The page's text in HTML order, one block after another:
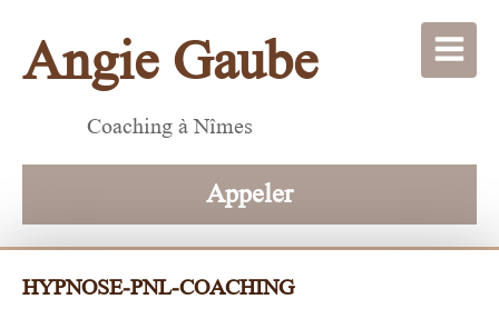
Angie Gaube
Coaching à Nîmes
Appeler
HYPNOSE-PNL-COACHING